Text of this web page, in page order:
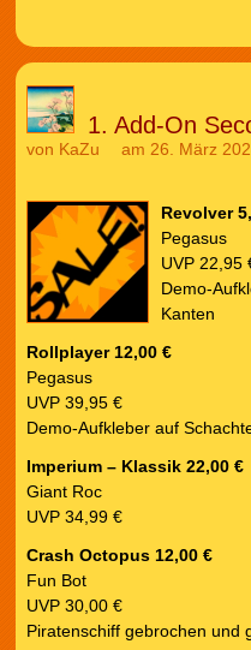
1. Add-On
von KaZu am 26. März
Revolver
Pegasus
UVP 22,95
Demo-
Kanten
Rollplayer 12,00 €
Pegasus
UVP 39,95 €
Demo-Aufkleber auf
Imperium – Klassik 22,00 €
Giant Roc
UVP 34,99 €
Crash Octopus 12,00 €
Fun Bot
UVP 30,00 €
Piratenschiff gebrochen und